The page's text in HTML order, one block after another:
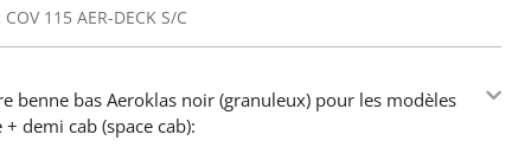
COV 115 AER-DECK S/C
benne bas Aeroklas noir (granuleux) pour les modèles
+ demi cab (space cab):